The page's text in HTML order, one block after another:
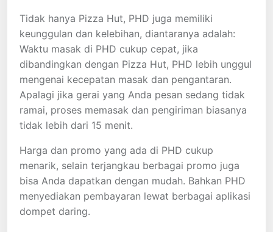
Tidak hanya Pizza Hut, PHD juga memiliki
keunggulan dan kelebihan, diantaranya adalah:
Waktu masak di PHD cukup cepat, jika
dibandingkan dengan Pizza Hut, PHD lebih unggul
mengenai kecepatan masak dan pengantaran.
Apalagi jika gerai yang Anda pesan sedang tidak
ramai, proses memasak dan pengiriman biasanya
tidak lebih dari 15 menit.
Harga dan promo yang ada di PHD cukup
menarik, selain terjangkau berbagai promo juga
bisa Anda dapatkan dengan mudah. Bahkan PHD
menyediakan pembayaran lewat berbagai aplikasi
dompet daring.